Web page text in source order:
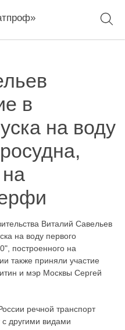
в
на воду
Виталий Савельев
на воду первого
построенного на
также приняли участие
и мэр Москвы Сергей
речной транспорт
другими видами